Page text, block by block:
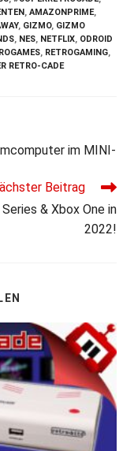
, AMAZONPRIME,
, GIZMO, GIZMO
, NES, NETFLIX, ODROID
, RETROGAMING,
RETRO-CADE
im MINI-
Beitrag
& Xbox One in
2022!